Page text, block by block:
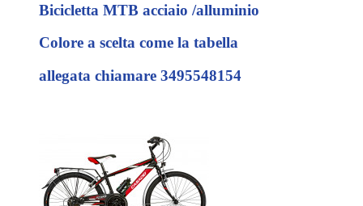
Bicicletta MTB acciaio /alluminio
Colore a scelta come la tabella
allegata chiamare 3495548154